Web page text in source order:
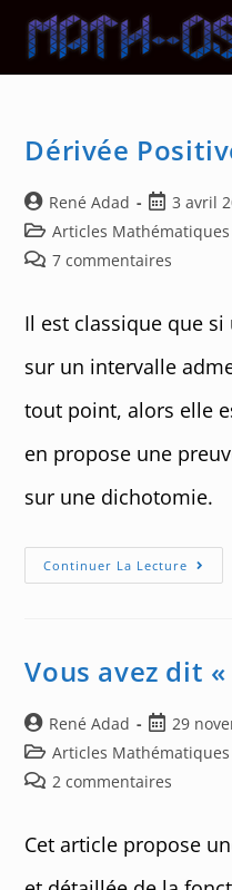
content
Dérivée
Auteur/autrice
de
la
publication :
René Adad
Post
published:
3 avril
Post
category:
Articles Mathématiques
Post7 commentaires
Il est classique que
sur un intervalle
tout point, alors elle
en propose une
sur une dichotomie.
Continuer La Lecture
Vous avez dit
Auteur/autrice
de
la
publication :
René Adad
Post
published:
29
Post
category:
Articles Mathématiques
Post2 commentaires
Cet article propose